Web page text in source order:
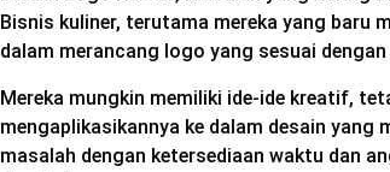
Bisnis kuliner, terutama mereka yang baru
dalam merancang logo yang sesuai
Mereka mungkin memiliki ide-ide kreatif,
mengaplikasikannya ke dalam desain yang
masalah dengan ketersediaan waktu dan